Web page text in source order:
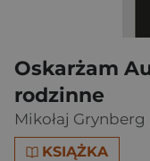
Oskarżam
rodzinne
Mikołaj Grynberg
KSIĄŻKA